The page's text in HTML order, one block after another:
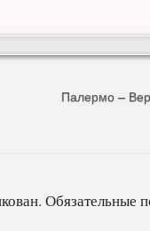
Палермо –
Обязательные